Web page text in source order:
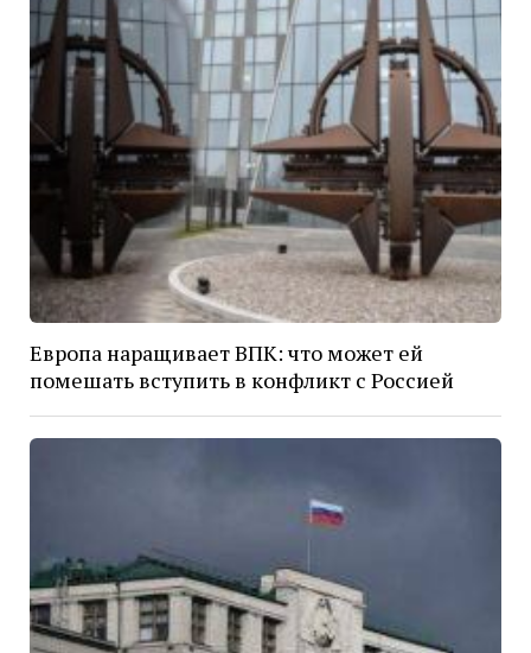
Европа наращивает ВПК: что может ей
помешать вступить в конфликт с Россией